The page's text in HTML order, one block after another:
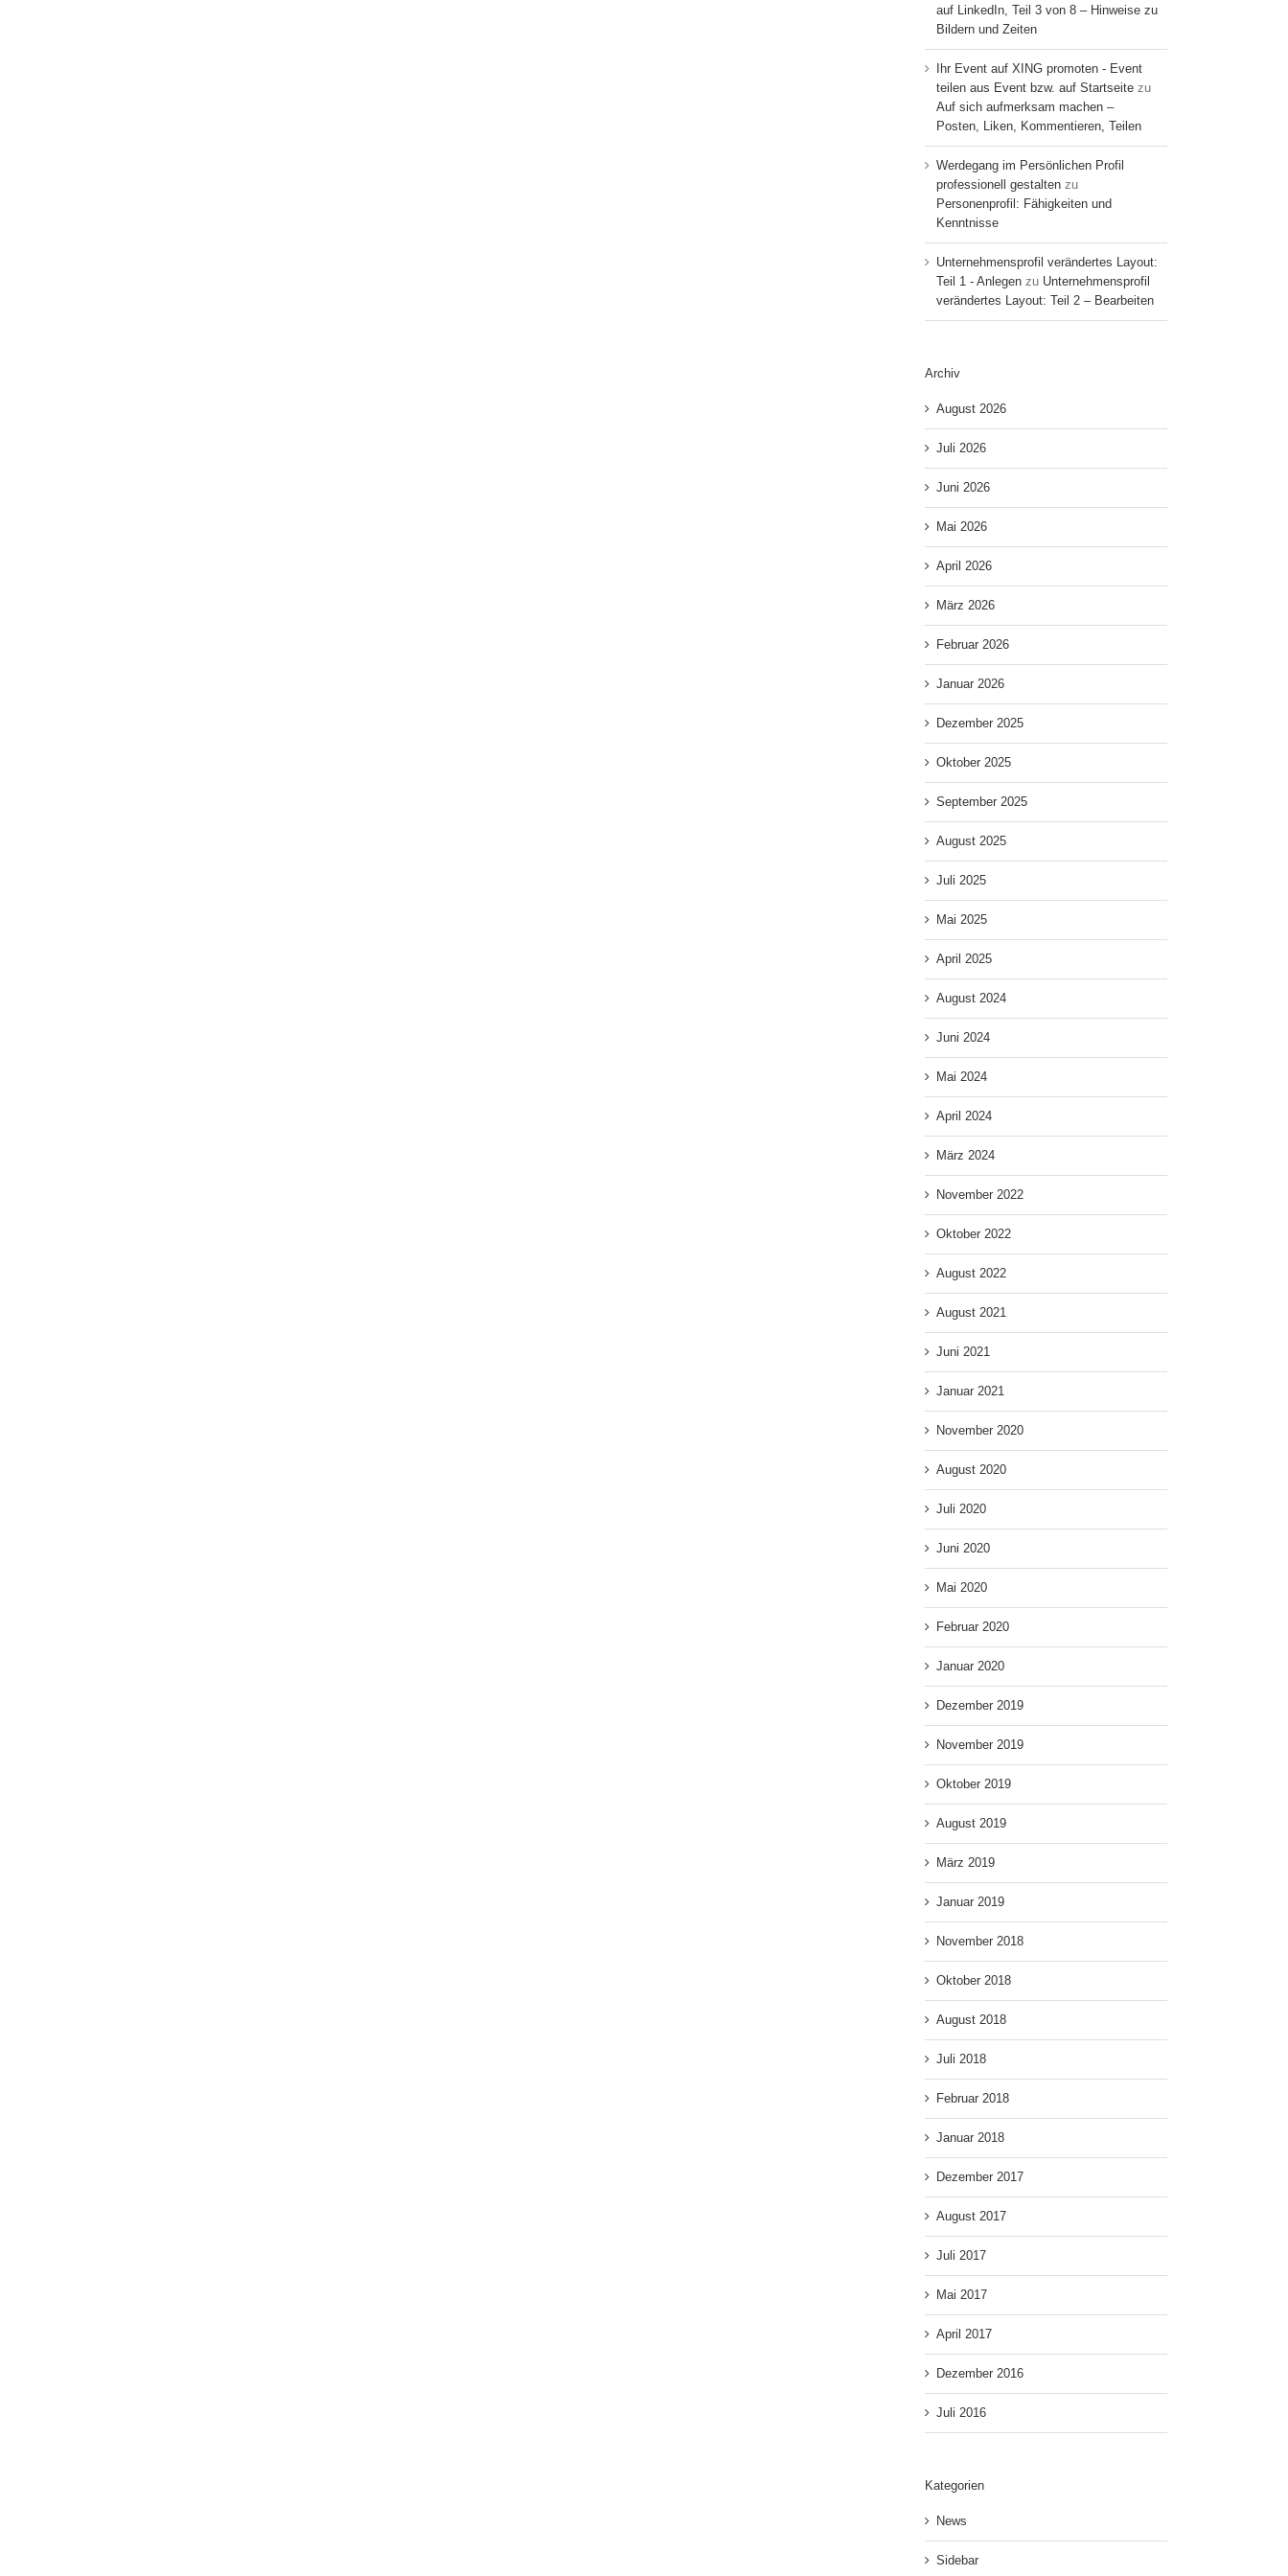
auf LinkedIn, Teil 3 von 8 – Hinweise zu
Bildern und Zeiten
Ihr Event auf XING promoten - Event
teilen aus Event bzw. auf Startseitezu
Auf sich aufmerksam machen –
Posten, Liken, Kommentieren, Teilen
Werdegang im Persönlichen Profil
professionell gestaltenzu
Personenprofil: Fähigkeiten und
Kenntnisse
Unternehmensprofil verändertes Layout:
Teil 1 - Anlegenzu Unternehmensprofil
verändertes Layout: Teil 2 – Bearbeiten
Archiv
August 2026
Juli 2026
Juni 2026
Mai 2026
April 2026
März 2026
Februar 2026
Januar 2026
Dezember 2025
Oktober 2025
September 2025
August 2025
Juli 2025
Mai 2025
April 2025
August 2024
Juni 2024
Mai 2024
April 2024
März 2024
November 2022
Oktober 2022
August 2022
August 2021
Juni 2021
Januar 2021
November 2020
August 2020
Juli 2020
Juni 2020
Mai 2020
Februar 2020
Januar 2020
Dezember 2019
November 2019
Oktober 2019
August 2019
März 2019
Januar 2019
November 2018
Oktober 2018
August 2018
Juli 2018
Februar 2018
Januar 2018
Dezember 2017
August 2017
Juli 2017
Mai 2017
April 2017
Dezember 2016
Juli 2016
Kategorien
News
Sidebar